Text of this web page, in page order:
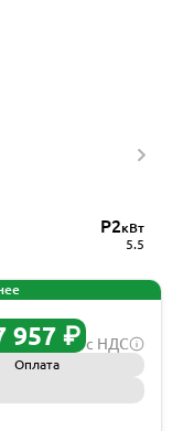
P2кВт
5.5
957 ₽ с НДС
Оплата